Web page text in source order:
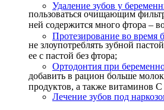
Удаление зубов у
Протезирование во время
Ортодонтия при
Лечение зубов под
пользоваться очищающим
ней содержится много фтора –
не злоупотреблять зубной
ее с пастой без фтора;
добавить в рацион больше
продуктов, а также витаминов